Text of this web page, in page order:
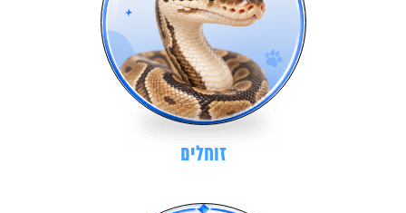
זוחלים